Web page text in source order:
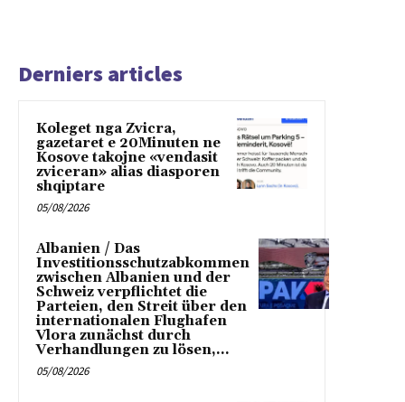
Derniers articles
Koleget nga Zvicra,
gazetaret e 20Minuten ne
Kosove takojne «vendasit
zviceran» alias diasporen
shqiptare
05/08/2026
Albanien / Das
Investitionsschutzabkommen
zwischen Albanien und der
Schweiz verpflichtet die
Parteien, den Streit über den
internationalen Flughafen
Vlora zunächst durch
Verhandlungen zu lösen,...
05/08/2026